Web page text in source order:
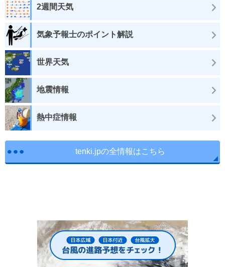
2週間天気
気象予報士のポイント解説
世界天気
地震情報
熱中症情報
tenki.jpの全情報はこちら